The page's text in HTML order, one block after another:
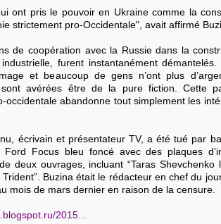
ont pris le pouvoir en Ukraine comme la
strictement pro-Occidentale", avait affirmé
de coopération avec la Russie dans la
furent instantanément démantelés.
et beaucoup de gens n’ont plus
avérées être de la pure fiction. Cette
occidentale abandonne tout simplement les
écrivain et présentateur TV, a été tué par
Focus bleu foncé avec des plaques
deux ouvrages, incluant “Taras Shevchenko
Trident”. Buzina était le rédacteur en chef du
mois de mars dernier en raison de la censure.
2015...